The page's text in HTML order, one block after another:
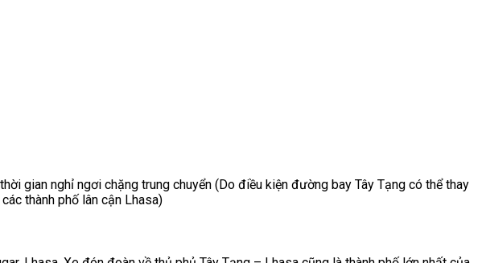
gian nghỉ ngơi chặng trung chuyển (Do điều kiện đường bay Tây Tạng có thể thay
thành phố lân cận Lhasa)